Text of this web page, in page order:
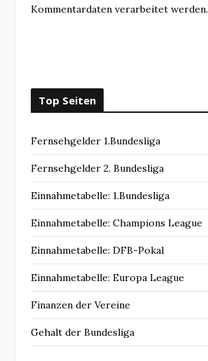
Kommentardaten verarbeitet werden.
Top Seiten
Fernsehgelder 1.Bundesliga
Fernsehgelder 2. Bundesliga
Einnahmetabelle: 1.Bundesliga
Einnahmetabelle: Champions League
Einnahmetabelle: DFB-Pokal
Einnahmetabelle: Europa League
Finanzen der Vereine
Gehalt der Bundesliga